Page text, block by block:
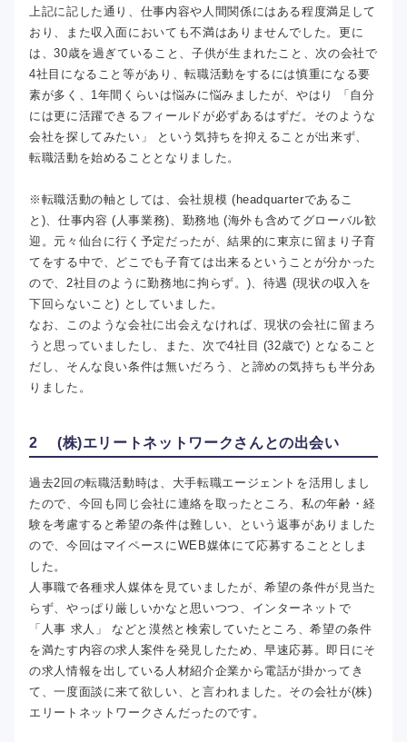
上記に記した通り、仕事内容や人間関係にはある程度満足して
おり、また収入面においても不満はありませんでした。更に
は、30歳を過ぎていること、子供が生まれたこと、次の会社で
4社目になること等があり、転職活動をするには慎重になる要
素が多く、1年間くらいは悩みに悩みましたが、やはり 「自分
には更に活躍できるフィールドが必ずあるはずだ。そのような
会社を探してみたい」 という気持ちを抑えることが出来ず、
転職活動を始めることとなりました。
※転職活動の軸としては、会社規模 (headquarterであるこ
と)、仕事内容 (人事業務)、勤務地 (海外も含めてグローバル歓
迎。元々仙台に行く予定だったが、結果的に東京に留まり子育
てをする中で、どこでも子育ては出来るということが分かった
ので、2社目のように勤務地に拘らず。)、待遇 (現状の収入を
下回らないこと) としていました。
なお、このような会社に出会えなければ、現状の会社に留まろ
うと思っていましたし、また、次で4社目 (32歳で) となること
だし、そんな良い条件は無いだろう、と諦めの気持ちも半分あ
りました。
2 (株)エリートネットワークさんとの出会い
過去2回の転職活動時は、大手転職エージェントを活用しまし
たので、今回も同じ会社に連絡を取ったところ、私の年齢・経
験を考慮すると希望の条件は難しい、という返事がありました
ので、今回はマイペースにWEB媒体にて応募することとしま
した。
人事職で各種求人媒体を見ていましたが、希望の条件が見当た
らず、やっぱり厳しいかなと思いつつ、インターネットで
「人事 求人」 などと漠然と検索していたところ、希望の条件
を満たす内容の求人案件を発見したため、早速応募。即日にそ
の求人情報を出している人材紹介企業から電話が掛かってき
て、一度面談に来て欲しい、と言われました。その会社が(株)
エリートネットワークさんだったのです。